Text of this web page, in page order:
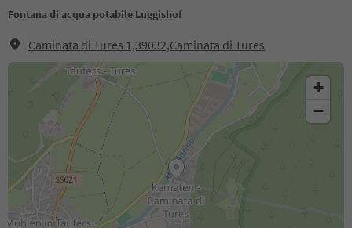
Fontana di acqua potabile Luggishof
Caminata di Tures 1,39032,Caminata di Tures
+
−